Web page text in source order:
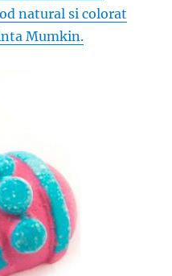
natural si colorat
Mumkin.